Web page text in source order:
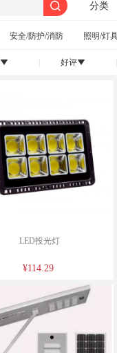
分类
安全/防护/消防 照明/灯
󰄢 好评󰄢
LED投光灯
¥114.29